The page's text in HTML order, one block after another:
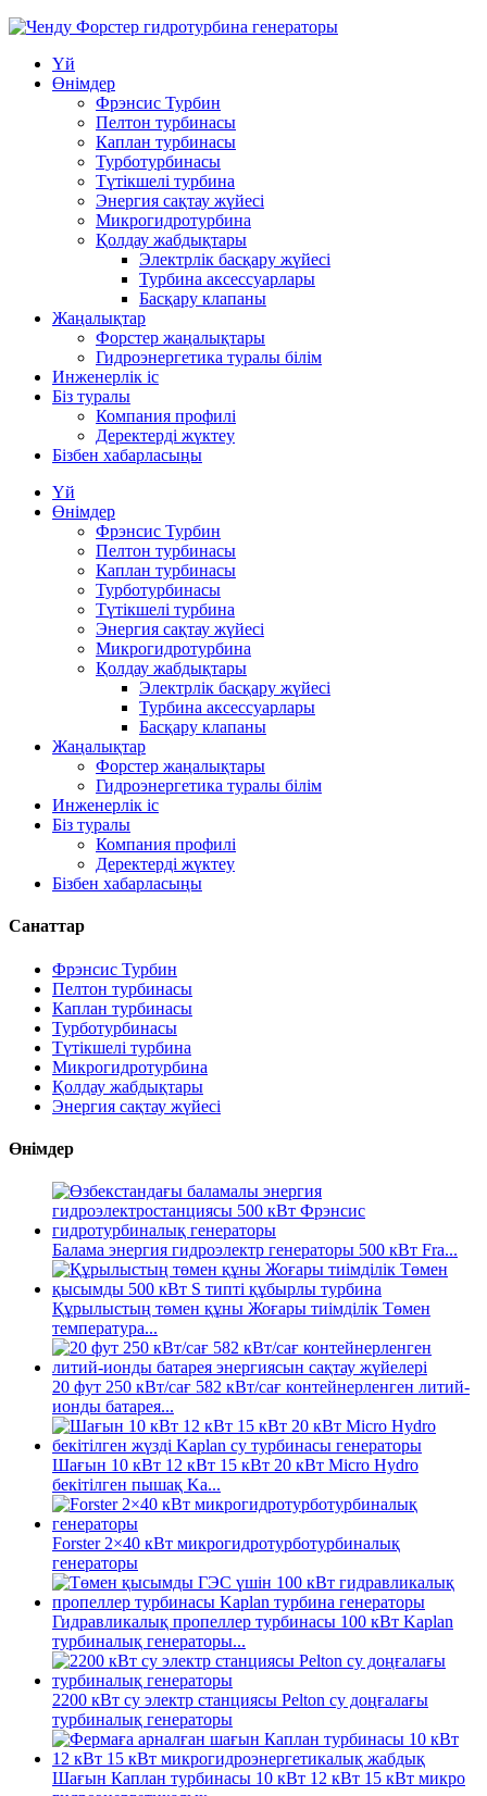
Үй
Өнімдер
Фрэнсис Турбин
Пелтон турбинасы
Каплан турбинасы
Турботурбинасы
Түтікшелі турбина
Энергия сақтау жүйесі
Микрогидротурбина
Қолдау жабдықтары
Электрлік басқару жүйесі
Турбина аксессуарлары
Басқару клапаны
Жаңалықтар
Форстер жаңалықтары
Гидроэнергетика туралы білім
Инженерлік іс
Біз туралы
Компания профилі
Деректерді жүктеу
Бізбен хабарласыңы
Үй
Өнімдер
Фрэнсис Турбин
Пелтон турбинасы
Каплан турбинасы
Турботурбинасы
Түтікшелі турбина
Энергия сақтау жүйесі
Микрогидротурбина
Қолдау жабдықтары
Электрлік басқару жүйесі
Турбина аксессуарлары
Басқару клапаны
Жаңалықтар
Форстер жаңалықтары
Гидроэнергетика туралы білім
Инженерлік іс
Біз туралы
Компания профилі
Деректерді жүктеу
Бізбен хабарласыңы
Санаттар
Фрэнсис Турбин
Пелтон турбинасы
Каплан турбинасы
Турботурбинасы
Түтікшелі турбина
Микрогидротурбина
Қолдау жабдықтары
Энергия сақтау жүйесі
Өнімдер
Балама энергия гидроэлектр генераторы 500 кВт Fra...
Құрылыстың төмен құны Жоғары тиімділік Төмен
температура...
20 фут 250 кВт/сағ 582 кВт/сағ контейнерленген литий-
ионды батарея...
Шағын 10 кВт 12 кВт 15 кВт 20 кВт Micro Hydro
бекітілген пышақ Ka...
Forster 2×40 кВт микрогидротурботурбиналық
генераторы
Гидравликалық пропеллер турбинасы 100 кВт Kaplan
турбиналық генераторы...
2200 кВт су электр станциясы Pelton су доңғалағы
турбиналық генераторы
Шағын Каплан турбинасы 10 кВт 12 кВт 15 кВт микро